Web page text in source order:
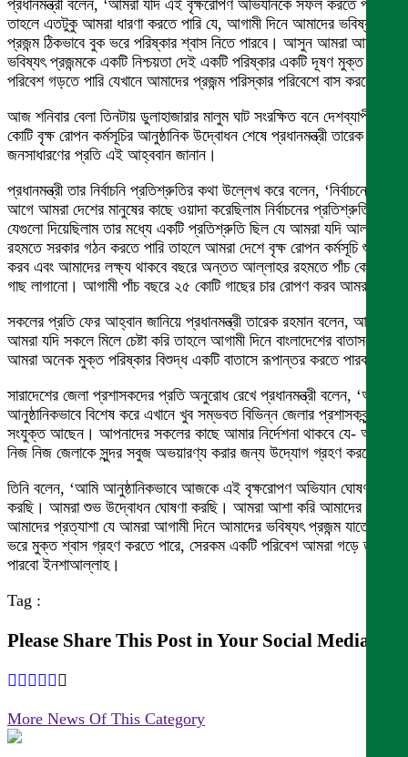
প্রধানমন্ত্রী বলেন, ‘আমরা যদি এই বৃক্ষরোপণ অভিযানকে সফল করতে পারি
তাহলে এতটুকু আমরা ধারণা করতে পারি যে, আগামী দিনে আমাদের ভবিষ্যৎ
প্রজন্ম ঠিকভাবে বুক ভরে পরিষ্কার শ্বাস নিতে পারবে। আসুন আমরা আমাদের
ভবিষ্যৎ প্রজন্মকে একটি নিশ্চয়তা দেই একটি পরিষ্কার একটি দূষণ মুক্ত
পরিবেশ গড়তে পারি যেখানে আমাদের প্রজন্ম পরিস্কার পরিবেশে বাস করবে।’
আজ শনিবার বেলা তিনটায় ডুলাহাজারার মালুম ঘাট সংরক্ষিত বনে দেশব্যাপী ২৫
কোটি বৃক্ষ রোপন কর্মসূচির আনুষ্ঠানিক উদ্বোধন শেষে প্রধানমন্ত্রী তারেক রহমান
জনসাধারণের প্রতি এই আহ্ববান জানান।
প্রধানমন্ত্রী তার নির্বাচনি প্রতিশ্রুতির কথা উল্লেখ করে বলেন, ‘নির্বাচনের
আগে আমরা দেশের মানুষের কাছে ওয়াদা করেছিলাম নির্বাচনের প্রতিশ্রুতি
যেগুলো দিয়েছিলাম তার মধ্যে একটি প্রতিশ্রুতি ছিল যে আমরা যদি আল্লাহর
রহমতে সরকার গঠন করতে পারি তাহলে আমরা দেশে বৃক্ষ রোপন কর্মসূচি শুরু
করব এবং আমাদের লক্ষ্য থাকবে বছরে অন্তত আল্লাহর রহমতে পাঁচ কোটি
গাছ লাগানো। আগামী পাঁচ বছরে ২৫ কোটি গাছের চার রোপণ করব আমরা।’
সকলের প্রতি ফের আহ্বান জানিয়ে প্রধানমন্ত্রী তারেক রহমান বলেন, আসুন
আমরা যদি সকলে মিলে চেষ্টা করি তাহলে আগামী দিনে বাংলাদেশের বাতাসকে
আমরা অনেক মুক্ত পরিষ্কার বিশুদ্ধ একটি বাতাসে রূপান্তর করতে পারব।’
সারাদেশের জেলা প্রশাসকদের প্রতি অনুরোধ রেখে প্রধানমন্ত্রী বলেন, ‘আজকে
আনুষ্ঠানিকভাবে বিশেষ করে এখানে খুব সম্ভবত বিভিন্ন জেলার প্রশাসকবৃন্দ
সংযুক্ত আছেন। আপনাদের সকলের কাছে আমার নির্দেশনা থাকবে যে- আপনার
নিজ নিজ জেলাকে সুন্দর সবুজ অভয়ারণ্য করার জন্য উদ্যোগ গ্রহণ করবেন।’
তিনি বলেন, ‘আমি আনুষ্ঠানিকভাবে আজকে এই বৃক্ষরোপণ অভিযান ঘোষণা
করছি। আমরা শুভ উদ্বোধন ঘোষণা করছি। আমরা আশা করি আমাদের ইচ্ছা
আমাদের প্রত্যাশা যে আমরা আগামী দিনে আমাদের ভবিষ্যৎ প্রজন্ম যাতে বুক
ভরে মুক্ত শ্বাস গ্রহণ করতে পারে, সেরকম একটি পরিবেশ আমরা গড়ে তুলতে
পারবো ইনশাআল্লাহ।
Tag :
Please Share This Post in Your Social Media
More News Of This Category